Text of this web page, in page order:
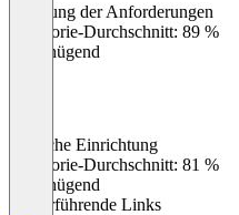
Erfüllung der Anforderungen
Kategorie-Durchschnitt: 89 %
Ungenügend
Einfache Einrichtung
Kategorie-Durchschnitt: 81 %
Ungenügend
Weiterführende Links